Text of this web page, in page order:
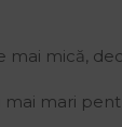
mai mică,
mai mari